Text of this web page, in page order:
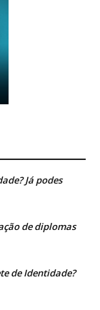
Já podes
de diplomas
de Identidade?